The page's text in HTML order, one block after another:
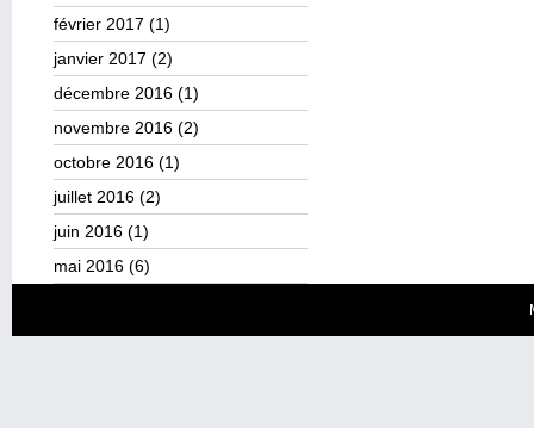
février 2017 (1)
janvier 2017 (2)
décembre 2016 (1)
novembre 2016 (2)
octobre 2016 (1)
juillet 2016 (2)
juin 2016 (1)
mai 2016 (6)